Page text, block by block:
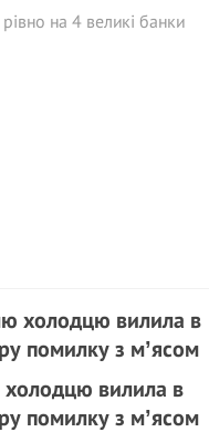
на 4 великі банки
холодцю вилила в
помилку з мʼясом